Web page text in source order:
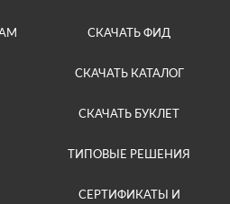
СКАЧАТЬ ФИД
СКАЧАТЬ КАТАЛОГ
СКАЧАТЬ БУКЛЕТ
ТИПОВЫЕ РЕШЕНИЯ
СЕРТИФИКАТЫ И